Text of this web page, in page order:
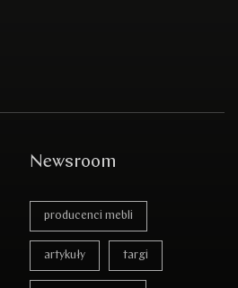
Newsroom
producenci mebli
artykuły targi